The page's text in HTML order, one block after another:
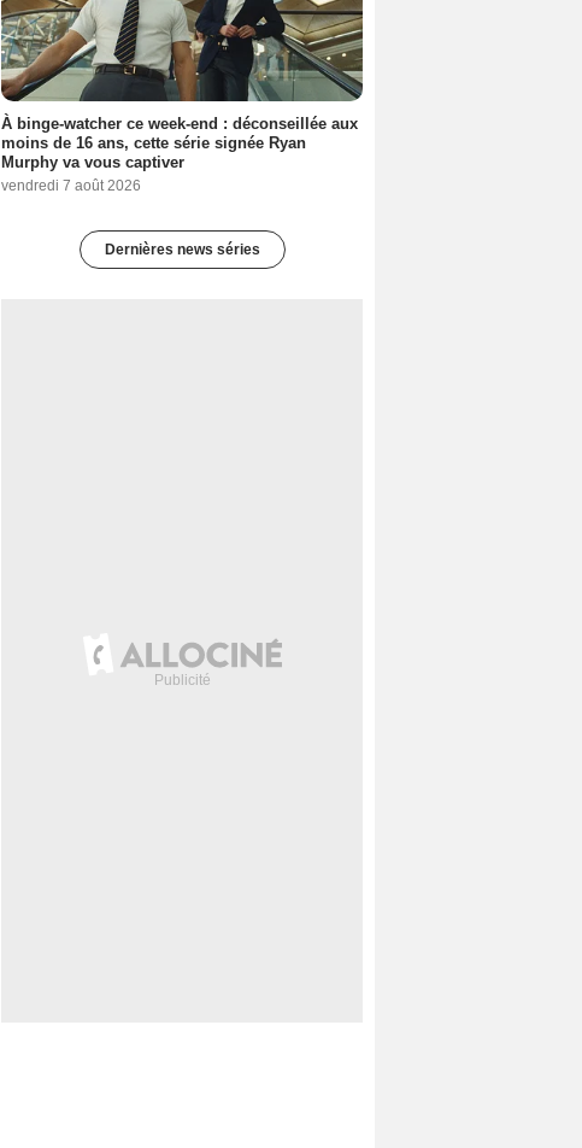
À binge-watcher ce week-end : déconseillée aux
moins de 16 ans, cette série signée Ryan
Murphy va vous captiver
vendredi 7 août 2026
Dernières news séries